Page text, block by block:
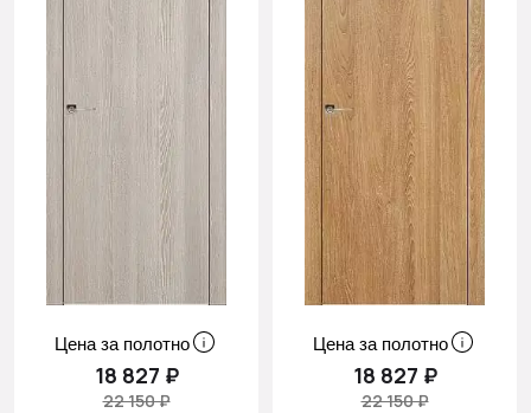
Цена за полотно
18 827 ₽
22 150 ₽
Цена за полотно
18 827 ₽
22 150 ₽